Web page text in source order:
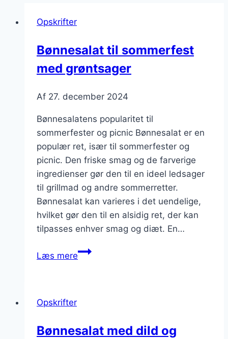
Opskrifter
Bønnesalat til sommerfest
med grøntsager
Af 27. december 2024
Bønnesalatens popularitet til
sommerfester og picnic Bønnesalat er en
populær ret, især til sommerfester og
picnic. Den friske smag og de farverige
ingredienser gør den til en ideel ledsager
til grillmad og andre sommerretter.
Bønnesalat kan varieres i det uendelige,
hvilket gør den til en alsidig ret, der kan
tilpasses enhver smag og diæt. En…
Læs mereBønnesalat
Opskrifter
Bønnesalat med dild og